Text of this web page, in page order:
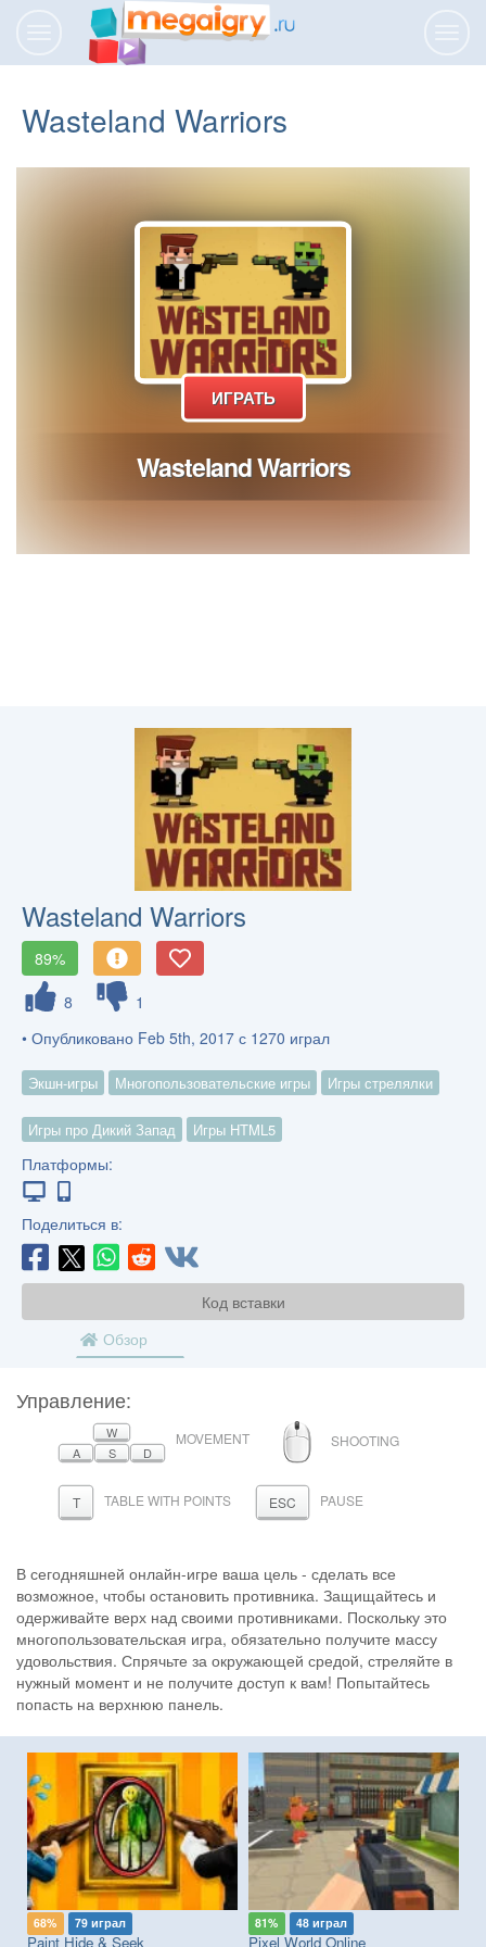
Переключить
навигацию
Wasteland Warriors
Wasteland Warriors
89%
8
1
• Опубликовано Feb 5th, 2017 с 1270 играл
Экшн-игры Многопользовательские игры Игры стрелялки
Игры про Дикий Запад Игры HTML5
Платформы:
Поделиться в:
Код вставки
Обзор
Управление:
W
A
S D
MOVEMENT МЫШЬ
SHOOTING
T TABLE WITH POINTS ESC PAUSE
В сегодняшней онлайн-игре ваша цель - сделать все
возможное, чтобы остановить противника. Защищайтесь и
одерживайте верх над своими противниками. Поскольку это
многопользовательская игра, обязательно получите массу
удовольствия. Спрячьте за окружающей средой, стреляйте в
нужный момент и не получите доступ к вам! Попытайтесь
попасть на верхнюю панель.
68% 79 играл
Paint Hide & Seek
81% 48 играл
Pixel World Online